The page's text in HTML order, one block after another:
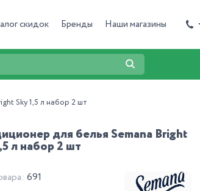
скидок Бренды Наши магазины
Sky 1,5 л набор 2 шт
для белья Semana Bright
л набор 2 шт
691